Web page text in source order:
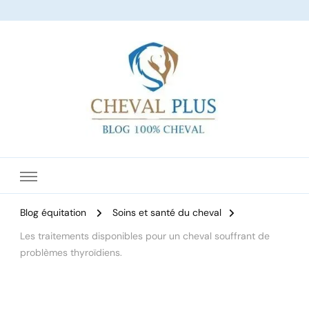
Blog équitation
Soins et santé du cheval
Les traitements disponibles pour un cheval souffrant de
problèmes thyroïdiens.